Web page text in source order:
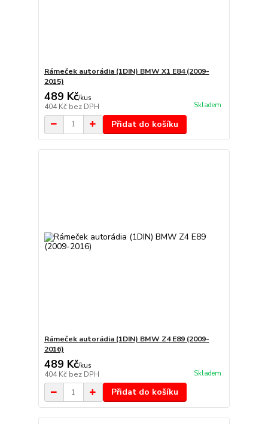
Rámeček autorádia (1DIN) BMW X1 E84 (2009-
2015)
489 Kč/kus
404 Kč bez DPH Skladem
Přidat do košíku
Rámeček autorádia (1DIN) BMW Z4 E89 (2009-
2016)
489 Kč/kus
404 Kč bez DPH Skladem
Přidat do košíku